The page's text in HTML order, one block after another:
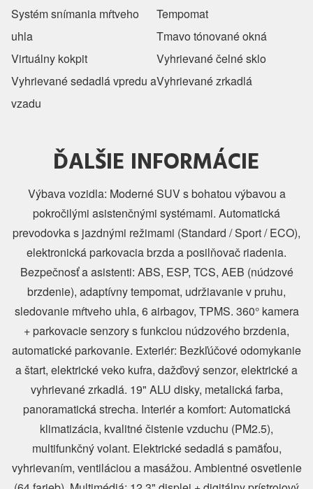
Systém snímania mŕtveho
uhla
Tempomat
Tmavo tónované okná
Virtuálny kokpit
Vyhrievané čelné sklo
Vyhrievané sedadlá vpredu a
vzadu
Vyhrievané zrkadlá
ĎALŠIE INFORMÁCIE
Výbava vozidla: Moderné SUV s bohatou výbavou a
pokročilými asistenčnými systémami. Automatická
prevodovka s jazdnými režimami (Standard / Sport / ECO),
elektronická parkovacia brzda a posilňovač riadenia.
Bezpečnosť a asistenti: ABS, ESP, TCS, AEB (núdzové
brzdenie), adaptívny tempomat, udržiavanie v pruhu,
sledovanie mŕtveho uhla, 6 airbagov, TPMS. 360° kamera
+ parkovacie senzory s funkciou núdzového brzdenia,
automatické parkovanie. Exteriér: Bezkľúčové odomykanie
a štart, elektrické veko kufra, dažďový senzor, elektrické a
vyhrievané zrkadlá. 19" ALU disky, metalická farba,
panoramatická strecha. Interiér a komfort: Automatická
klimatizácia, kvalitné čistenie vzduchu (PM2.5),
multifunkčný volant. Elektrické sedadlá s pamäťou,
vyhrievaním, ventiláciou a masážou. Ambientné osvetlenie